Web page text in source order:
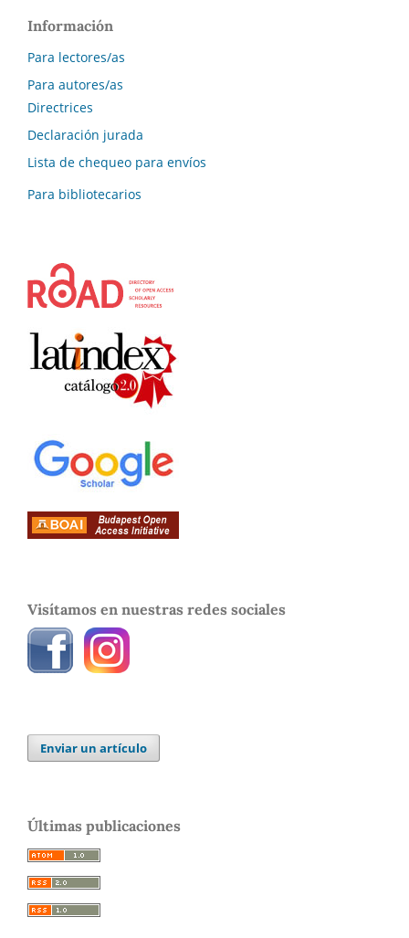
Información
Para lectores/as
Para autores/as
Directrices
Declaración jurada
Lista de chequeo para envíos
Para bibliotecarios
Visítamos en nuestras redes sociales
Enviar un artículo
Últimas publicaciones